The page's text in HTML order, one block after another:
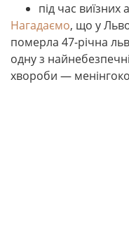
під час виїзних
Нагадаємо, що у
померла 47-річна
одну з
хвороби —